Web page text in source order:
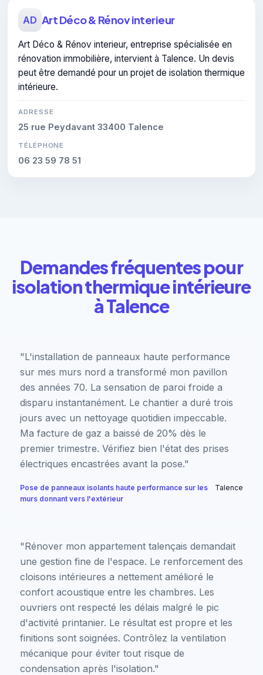
AD Art Déco & Rénov interieur
Art Déco & Rénov interieur, entreprise spécialisée en
rénovation immobilière, intervient à Talence. Un devis
peut être demandé pour un projet de isolation thermique
intérieure.
ADRESSE
25 rue Peydavant 33400 Talence
TÉLÉPHONE
06 23 59 78 51
Demandes fréquentes pour
isolation thermique intérieure
à Talence
"L'installation de panneaux haute performance
sur mes murs nord a transformé mon pavillon
des années 70. La sensation de paroi froide a
disparu instantanément. Le chantier a duré trois
jours avec un nettoyage quotidien impeccable.
Ma facture de gaz a baissé de 20% dès le
premier trimestre. Vérifiez bien l'état des prises
électriques encastrées avant la pose."
Pose de panneaux isolants haute performance sur les
murs donnant vers l'extérieur
Talence
"Rénover mon appartement talençais demandait
une gestion fine de l'espace. Le renforcement des
cloisons intérieures a nettement amélioré le
confort acoustique entre les chambres. Les
ouvriers ont respecté les délais malgré le pic
d'activité printanier. Le résultat est propre et les
finitions sont soignées. Contrôlez la ventilation
mécanique pour éviter tout risque de
condensation après l'isolation."